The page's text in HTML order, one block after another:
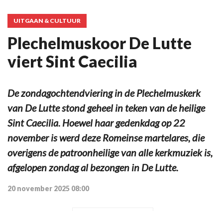
UITGAAN & CULTUUR
Plechelmuskoor De Lutte
viert Sint Caecilia
De zondagochtendviering in de Plechelmuskerk
van De Lutte stond geheel in teken van de heilige
Sint Caecilia. Hoewel haar gedenkdag op 22
november is werd deze Romeinse martelares, die
overigens de patroonheilige van alle kerkmuziek is,
afgelopen zondag al bezongen in De Lutte.
20 november 2025 08:00